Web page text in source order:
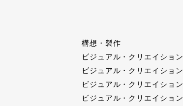
構想・製作
ビジュアル・クリエイション
ビジュアル・クリエイション
ビジュアル・クリエイション
ビジュアル・クリエイション